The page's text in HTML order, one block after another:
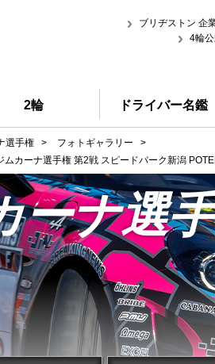
ブリヂストン 企
4輪
2輪 ドライバー名鑑
選手権 > フォトギャラリー
>
ムカーナ選手権 第2戦 スピードパーク新潟
ーナ選